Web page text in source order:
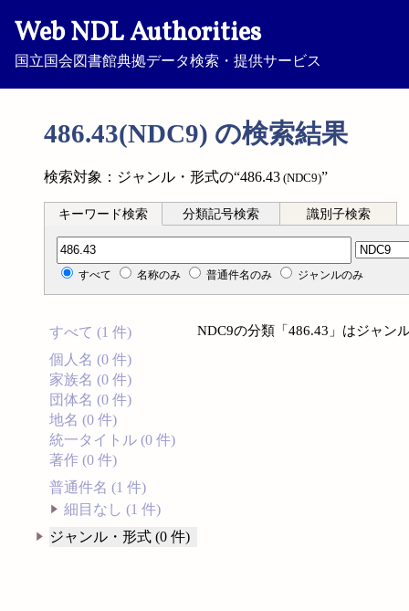
Web NDL Authorities
国立国会図書館典拠データ検索・提供サービス
486.43(NDC9) の検索結果
検索対象：ジャンル・形式の“486.43 (NDC9)”
キーワード検索 分類記号検索 識別子検索
分類記号検索
すべて 名称のみ 普通件名のみ ジャンルのみ
すべて (1 件)
個人名 (0 件)
家族名 (0 件)
団体名 (0 件)
地名 (0 件)
統一タイトル (0 件)
著作 (0 件)
普通件名 (1 件)
細目なし (1 件)
ジャンル・形式 (0 件)
NDC9の分類「486.43」はジャン